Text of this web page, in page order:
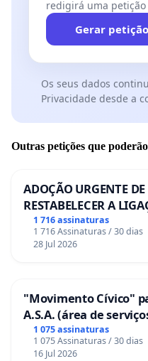
redigirá uma
Gerar petição
Os seus dados
Privacidade desde a
Outras petições que
ADOÇÃO URGENTE
RESTABELECER A
1 716 assinaturas
1 716 Assinaturas / 30 dias
28 Jul 2026
"Movimento Cívico"
A.S.A. (área de
Coimbra
1 075 assinaturas
1 075 Assinaturas / 30 dias
16 Jul 2026